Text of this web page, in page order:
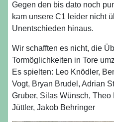
Gegen den bis dato noch
kam unsere C1 leider nicht
Unentschieden hinaus.
Wir schafften es nicht, die
Tormöglichkeiten in Tore
Es spielten: Leo Knödler,
Vogt, Bryan Brudel, Adrian
Gruber, Silas Wünsch,
Jüttler, Jakob Behringer